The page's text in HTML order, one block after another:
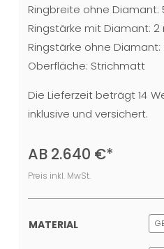
Ringbreite ohne Diamant:
Ringstärke mit Diamant: 2
Ringstärke ohne Diamant:
Oberfläche: Strichmatt
Die Lieferzeit beträgt 14
inklusive und versichert.
AB 2.640 €*
Preis inkl. MwSt.
MATERIAL